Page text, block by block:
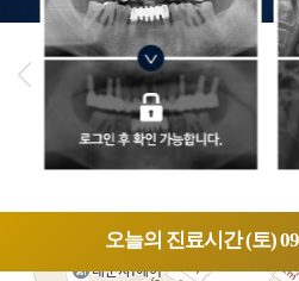
오늘의 진료시간 (토)